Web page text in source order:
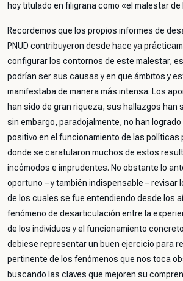
hoy titulado en filigrana como «el malestar
Recordemos que los propios informes de
PNUD contribuyeron desde hace ya
configurar los contornos de este malestar,
podrían ser sus causas y en que ámbitos y
manifestaba de manera más intensa. Los
han sido de gran riqueza, sus hallazgos han
sin embargo, paradojalmente, no han
positivo en el funcionamiento de las políticas
donde se caratularon muchos de estos
incómodos e imprudentes. No obstante lo
oportuno – y también indispensable – revisar
de los cuales se fue entendiendo desde los
fenómeno de desarticulación entre la
de los individuos y el funcionamiento
debiese representar un buen ejercicio para
pertinente de los fenómenos que nos toca
buscando las claves que mejoren su